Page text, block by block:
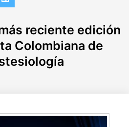
reciente edición
Colombiana de